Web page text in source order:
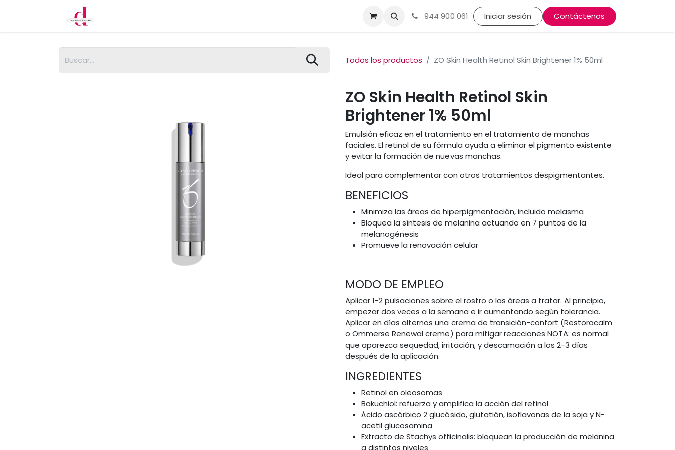
Acné, Rosácea, Melasma, Alopecia Rutinas cosméticas Dermatología
944 900 061 Iniciar sesión Contáctenos
Todos los productos ZO Skin Health Retinol Skin Brightener 1% 50ml
ZO Skin Health Retinol Skin
Brightener 1% 50ml
Emulsión eficaz en el tratamiento en el tratamiento de manchas
faciales. El retinol de su fórmula ayuda a eliminar el pigmento existente
y evitar la formación de nuevas manchas.
Ideal para complementar con otros tratamientos despigmentantes.
BENEFICIOS
Minimiza las áreas de hiperpigmentación, incluido melasma
Bloquea la síntesis de melanina actuando en 7 puntos de la
melanogénesis
Promueve la renovación celular
MODO DE EMPLEO
Aplicar 1-2 pulsaciones sobre el rostro o las áreas a tratar. Al principio,
empezar dos veces a la semana e ir aumentando según tolerancia.
Aplicar en días alternos una crema de transición-confort (Restoracalm
o Ommerse Renewal creme) para mitigar reacciones NOTA: es normal
que aparezca sequedad, irritación, y descamación a los 2-3 días
después de la aplicación.
INGREDIENTES
Retinol en oleosomas
Bakuchiol: refuerza y amplifica la acción del retinol
Ácido ascórbico 2 glucósido, glutatión, isoflavonas de la soja y N-
acetil glucosamina
Extracto de Stachys officinalis: bloquean la producción de melanina